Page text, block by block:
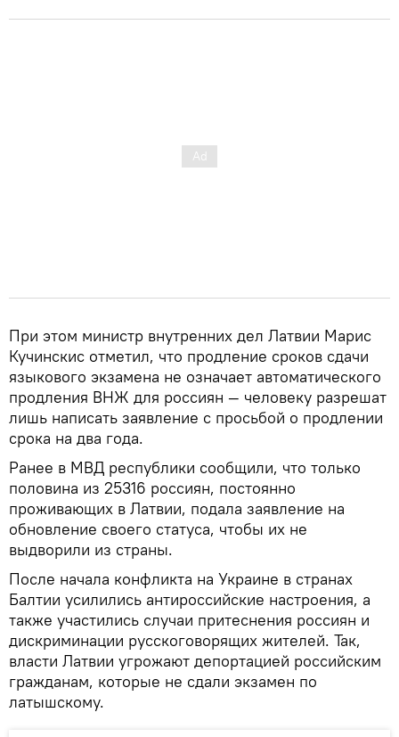
При этом министр внутренних дел Латвии Марис
Кучинскис отметил, что продление сроков сдачи
языкового экзамена не означает автоматического
продления ВНЖ для россиян — человеку разрешат
лишь написать заявление с просьбой о продлении
срока на два года.
Ранее в МВД республики сообщили, что только
половина из 25316 россиян, постоянно
проживающих в Латвии, подала заявление на
обновление своего статуса, чтобы их не
выдворили из страны.
После начала конфликта на Украине в странах
Балтии усилились антироссийские настроения, а
также участились случаи притеснения россиян и
дискриминации русскоговорящих жителей. Так,
власти Латвии угрожают депортацией российским
гражданам, которые не сдали экзамен по
латышскому.